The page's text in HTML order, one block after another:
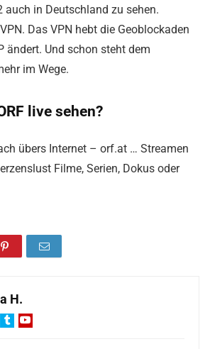
auch in Deutschland zu sehen.
Das VPN hebt die Geoblockaden
ändert. Und schon steht dem
im Wege.
live sehen?
übers Internet – orf.at … Streamen
Filme, Serien, Dokus oder
H.